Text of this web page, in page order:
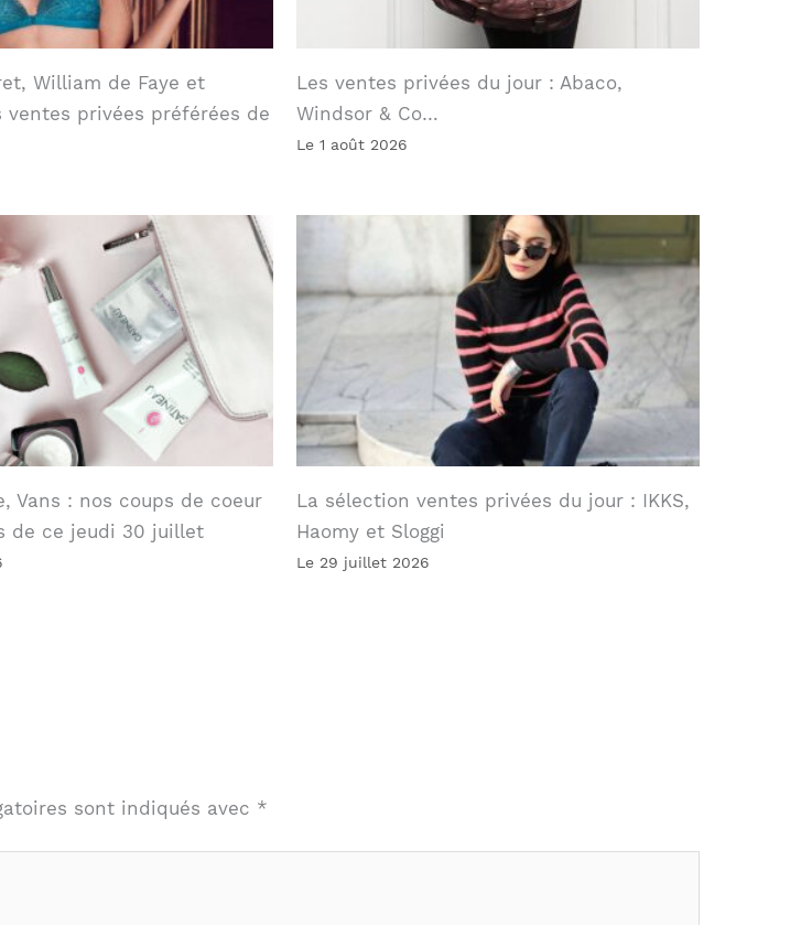
William de Faye et
ventes privées préférées de
Les ventes privées du jour : Abaco,
Windsor & Co…
Le 1 août 2026
Vans : nos coups de coeur
de ce jeudi 30 juillet
La sélection ventes privées du jour : IKKS,
Haomy et Sloggi
Le 29 juillet 2026
sont indiqués avec *